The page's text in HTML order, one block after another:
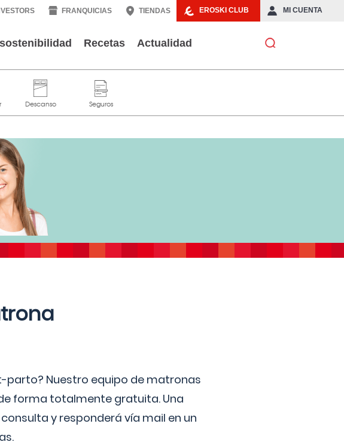
EROSKI CLUB MI CUENTA
FRANQUICIAS TIENDAS
Recetas Actualidad
parto? Nuestro equipo de matronas
forma totalmente gratuita. Una
y responderá vía mail en un